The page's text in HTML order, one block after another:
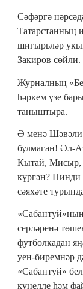
Сәфәргә
Татарстанның
шигырьләр
Закиров сөйли.
Журналның
һәркем үзе
таныштыра.
Ә менә Шәвәли
булмаган! Әл-
Кытай, Мисыр,
күргән? Нинди
сәяхәте
серләренә
футболкадан
уен-биремнәр
«Сабантуй»
күңелле һәм